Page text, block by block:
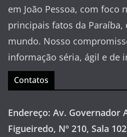
em João Pessoa, com foco
principais fatos da Paraíba,
mundo. Nosso
informação séria, ágil e de
Contatos
Endereço: Av. Governador
Figueiredo, Nº 210, Sala